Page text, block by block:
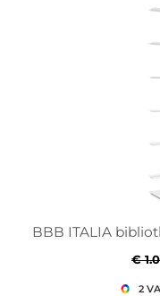
BBB ITALIA
€